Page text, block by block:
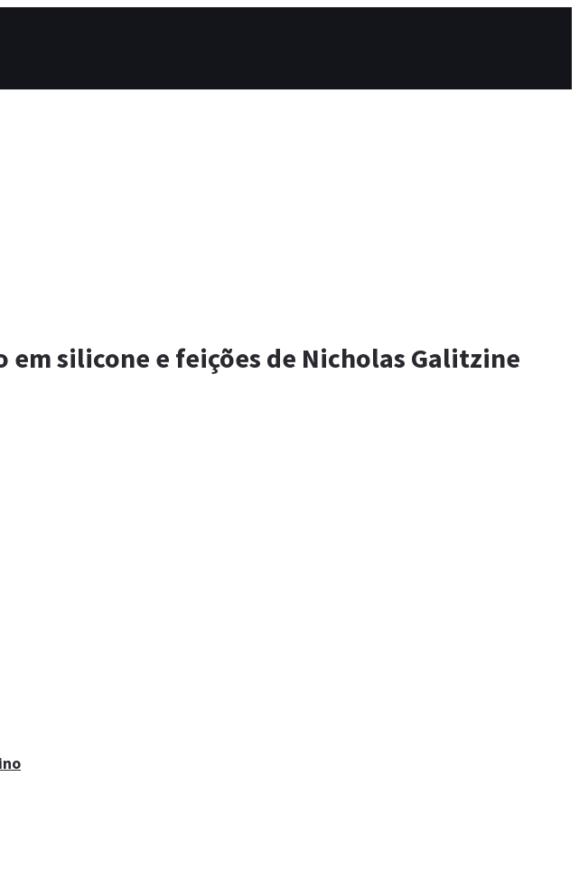
em silicone e feições de Nicholas Galitzine